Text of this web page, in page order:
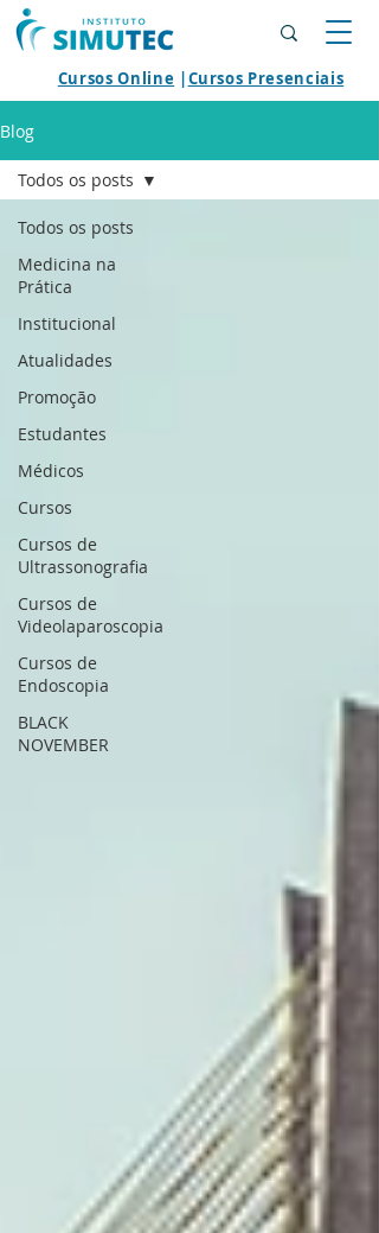
Cursos Online |Cursos Presenciais
Blog
Todos os posts
Medicina na
Prática
Institucional
Atualidades
Promoção
Estudantes
Médicos
Cursos
Cursos de
Ultrassonografia
Cursos de
Videolaparoscopia
Cursos de
Endoscopia
BLACK
NOVEMBER
Todos os posts